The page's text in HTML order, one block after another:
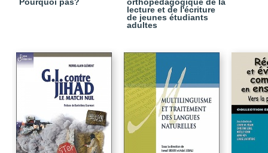
lecture et de l'écriture
de jeunes étudiants
adultes